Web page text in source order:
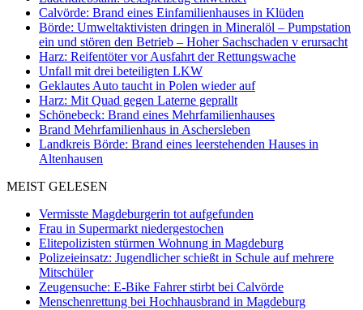
Calvörde: Brand eines Einfamilienhauses in Klüden
Börde: Umweltaktivisten dringen in Mineralöl – Pumpstation
ein und stören den Betrieb – Hoher Sachschaden v erursacht
Harz: Reifentöter vor Ausfahrt der Rettungswache
Unfall mit drei beteiligten LKW
Geklautes Auto taucht in Polen wieder auf
Harz: Mit Quad gegen Laterne geprallt
Schönebeck: Brand eines Mehrfamilienhauses
Brand Mehrfamilienhaus in Aschersleben
Landkreis Börde: Brand eines leerstehenden Hauses in
Altenhausen
MEIST GELESEN
Vermisste Magdeburgerin tot aufgefunden
Frau in Supermarkt niedergestochen
Elitepolizisten stürmen Wohnung in Magdeburg
Polizeieinsatz: Jugendlicher schießt in Schule auf mehrere
Mitschüler
Zeugensuche: E-Bike Fahrer stirbt bei Calvörde
Menschenrettung bei Hochhausbrand in Magdeburg